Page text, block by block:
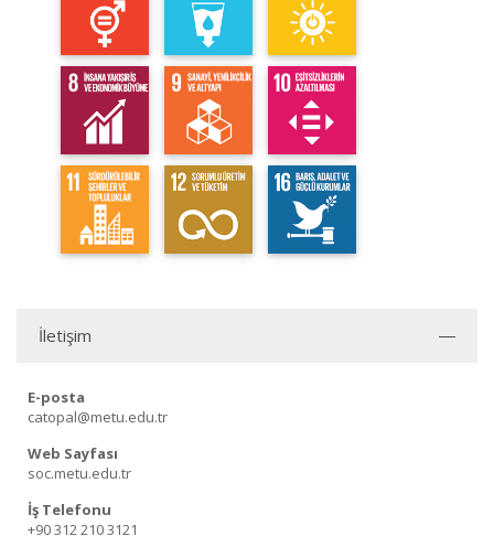
İletişim
E-posta
catopal@metu.edu.tr
Web Sayfası
soc.metu.edu.tr
İş Telefonu
+90 312 210 3121